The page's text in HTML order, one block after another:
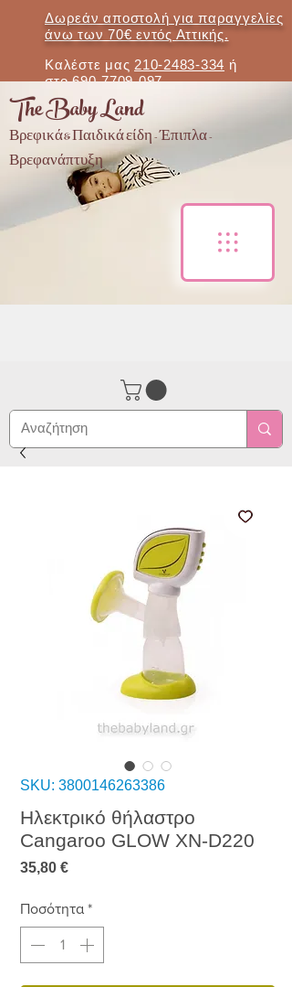
Δωρεάν αποστολή για παραγγελίες
άνω των 70€ εντός Αττικής.
Καλέστε μας 210-2483-334 ή
στο690-7709-097
The Baby Land
Βρεφικά & Παιδικά είδη - Έπιπλα -
Βρεφανάπτυξη
SKU: 3800146263386
Ηλεκτρικό θήλαστρο
Cangaroo GLOW XN-D220
35,80 €Τιμή
Ποσότητα *